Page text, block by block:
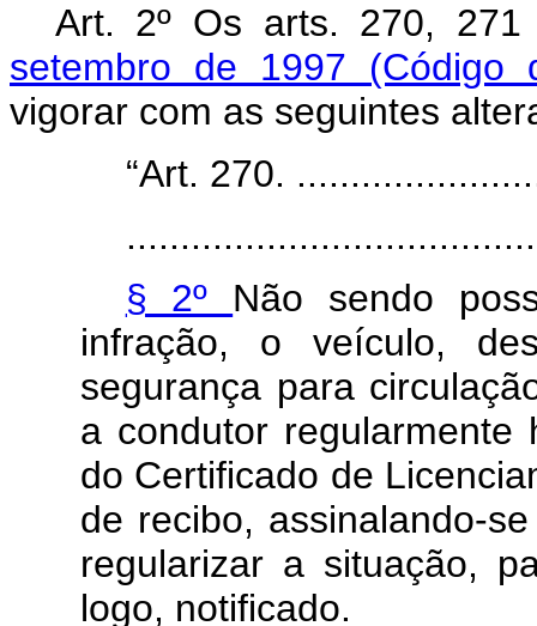
Art. 2º Os arts. 270,
setembro de 1997
vigorar com as seguintes
“Art. 270.
§ 2º Não sendo
infração, o veículo,
segurança para
a condutor regularmente
do Certificado de
de recibo, assinalando-
regularizar a situação,
logo, notificado.